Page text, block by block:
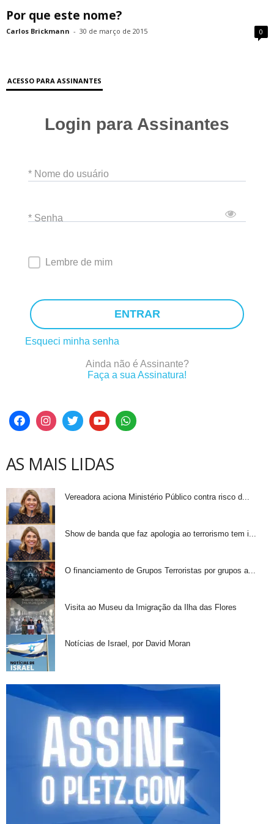
Por que este nome?
Carlos Brickmann - 30 de março de 2015 0
ACESSO PARA ASSINANTES
Login para Assinantes
* Nome do usuário
* Senha
Lembre de mim
ENTRAR
Esqueci minha senha
Ainda não é Assinante?
Faça a sua Assinatura!
AS MAIS LIDAS
Vereadora aciona Ministério Público contra risco d...
Show de banda que faz apologia ao terrorismo tem i...
O financiamento de Grupos Terroristas por grupos a...
Visita ao Museu da Imigração da Ilha das Flores
Notícias de Israel, por David Moran